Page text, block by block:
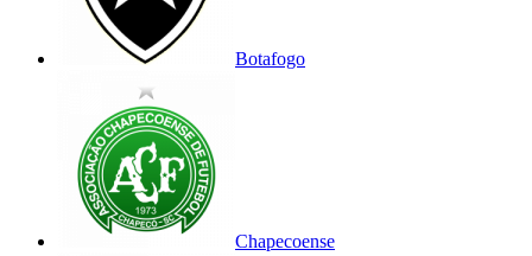
Botafogo
Chapecoense